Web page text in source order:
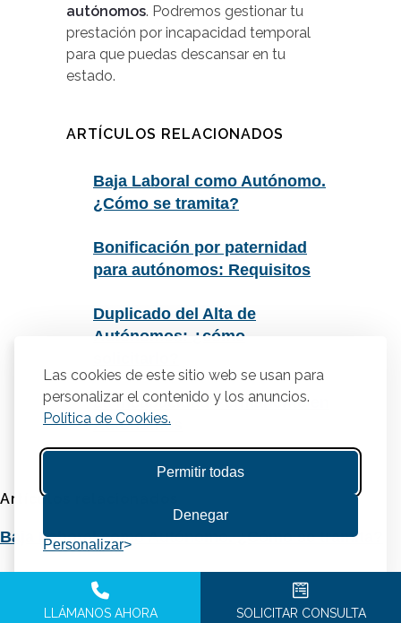
Las cookies de este sitio web se usan para
personalizar el contenido y los anuncios.
Política de Cookies.
Permitir todas
Denegar
Personalizar
autónomos. Podremos gestionar tu
prestación por incapacidad temporal
para que puedas descansar en tu
estado.
ARTÍCULOS RELACIONADOS
Baja Laboral como Autónomo.
¿Cómo se tramita?
Bonificación por paternidad
para autónomos: Requisitos
Duplicado del Alta de
Autónomos: ¿cómo
La Incapacidad Permanente en
Autónomos
Artículos relacionados
Baja Laboral como Autónomo. ¿Cómo se tramita?
Bonificación por paternidad para autónomos:
RequisitosLLÁMANOS AHORA SOLICITAR CONSULTA